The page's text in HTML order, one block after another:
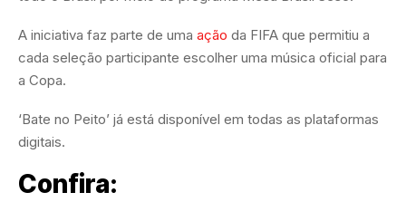
A iniciativa faz parte de uma ação da FIFA que permitiu a
cada seleção participante escolher uma música oficial para
a Copa.
‘Bate no Peito’ já está disponível em todas as plataformas
digitais.
Confira: